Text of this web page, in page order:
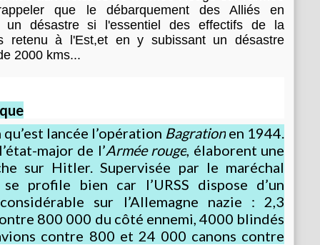
t
e
s
o
e
a
o
u
v
e
que le débarquement des Alliés en
un désastre si l'essentiel des effectifs de la
retenu à l'Est,et en y subissant un désastre
2000 kms...
lancée l’opération Bagration en 1944.
, l’état-major de l’Armée rouge , élaborent une
sur Hitler. Supervisée par le maréchal
se profile bien car l’URSS dispose d’un
sur l’Allemagne nazie : 2,3
800 000 du côté ennemi, 4000 blindés
contre 800 et 24 000 canons contre